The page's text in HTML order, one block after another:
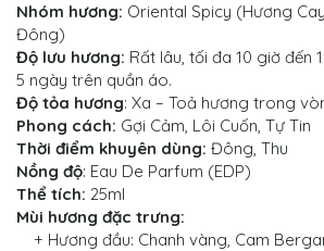
Nhóm hương: Oriental Spicy (Hương
Đông)
Độ lưu hương: Rất lâu, tối đa 10 giờ đến
5 ngày trên quần áo.
Độ tỏa hương: Xa – Toả hương trong
Phong cách: Gợi Cảm, Lôi Cuốn, Tự Tin
Thời điểm khuyên dùng: Đông, Thu
Nồng độ: Eau De Parfum (EDP)
Thể tích: 25ml
Mùi hương đặc trưng:
+ Hương đầu: Chanh vàng, Cam